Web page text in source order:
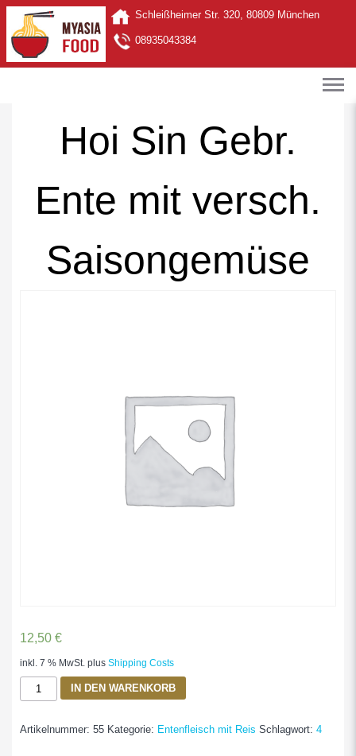
Schleißheimer Str. 320, 80809 München
08935043384
Hoi Sin Gebr.
Ente mit versch.
Saisongemüse
12,50 €
inkl. 7 % MwSt. plus Shipping Costs
Sin
Ente
IN DEN WARENKORB
Artikelnummer: 55 Kategorie: Entenfleisch mit Reis Schlagwort: 4